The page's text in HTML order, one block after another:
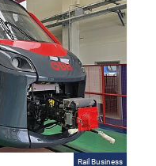
Rail Business